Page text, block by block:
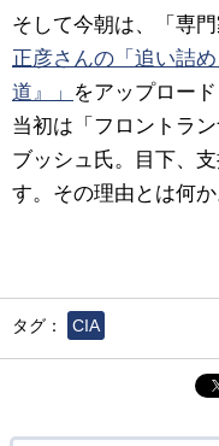
そして今朝は、「専
正彦さんの「追い詰
道』」
をアップロー
当初は「フロントラ
ブッシュ氏。目下、
す。その理由とは何
タグ： CIA